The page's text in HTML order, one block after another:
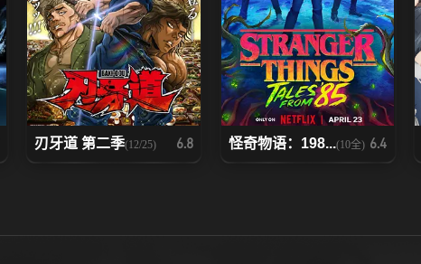
刃牙道 第二季(12/25) 6.8 怪奇物语：198...(10全) 6.4